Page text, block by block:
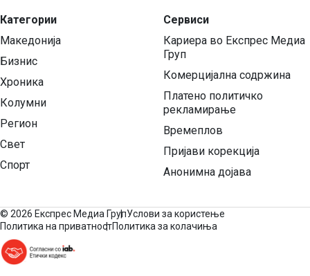
Категории
Македонија
Бизнис
Хроника
Колумни
Регион
Свет
Спорт
Сервиси
Кариера во Експрес Медиа
Груп
Комерцијална содржина
Платено политичко
рекламирање
Времеплов
Пријави корекција
Анонимна дојава
© 2026 Експрес Медиа ГрупУслови за користење
Политика на приватностПолитика за колачиња